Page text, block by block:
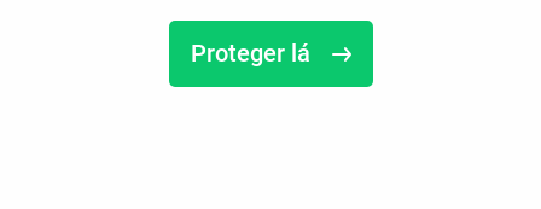
Proteger lá